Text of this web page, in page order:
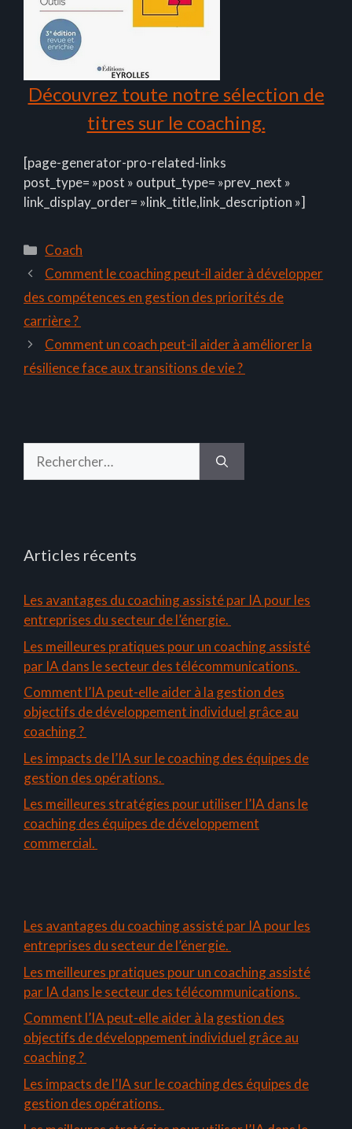
Découvrez toute notre sélection de
titres sur le coaching.
[page-generator-pro-related-links
post_type= »post » output_type= »prev_next »
link_display_order= »link_title,link_description »]
Catégories
Coach
Comment le coaching peut-il aider à développer
des compétences en gestion des priorités de
carrière ?
Comment un coach peut-il aider à améliorer la
résilience face aux transitions de vie ?
Articles récents
Les avantages du coaching assisté par IA pour les
entreprises du secteur de l’énergie.
Les meilleures pratiques pour un coaching assisté
par IA dans le secteur des télécommunications.
Comment l’IA peut-elle aider à la gestion des
objectifs de développement individuel grâce au
coaching ?
Les impacts de l’IA sur le coaching des équipes de
gestion des opérations.
Les meilleures stratégies pour utiliser l’IA dans le
coaching des équipes de développement
commercial.
Les avantages du coaching assisté par IA pour les
entreprises du secteur de l’énergie.
Les meilleures pratiques pour un coaching assisté
par IA dans le secteur des télécommunications.
Comment l’IA peut-elle aider à la gestion des
objectifs de développement individuel grâce au
coaching ?
Les impacts de l’IA sur le coaching des équipes de
gestion des opérations.